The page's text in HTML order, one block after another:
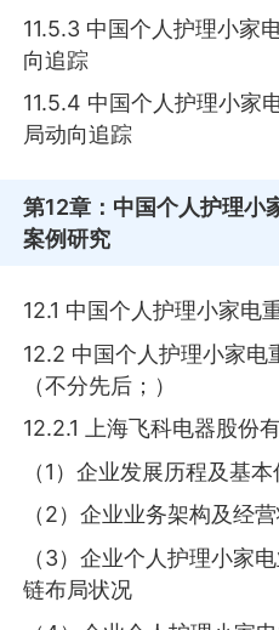
11.5.3 中国个人护理小家
向追踪
11.5.4 中国个人护理小家
局动向追踪
第12章 ：中国个人护理
案例研究
12.1 中国个人护理小家电
12.2 中国个人护理小家电
（不分先后；）
12.2.1 上海飞科电器股份
（1）企业发展历程及基本
（2）企业业务架构及经
（3）企业个人护理小家
链布局状况